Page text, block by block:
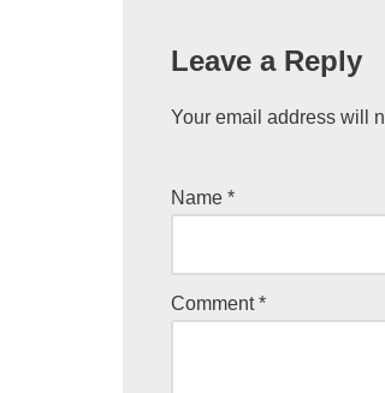
Leave a Reply
Your email address will
Name *
Comment*